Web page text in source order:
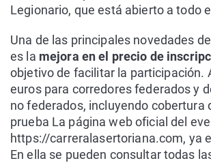
Legionario, que está abierto a todo
Una de las principales novedades
es la mejora en el precio de
objetivo de facilitar la participación.
euros para corredores federados y
no federados, incluyendo cobertura
prueba La página web oficial del
https://carreralasertoriana.com, ya
En ella se pueden consultar todas